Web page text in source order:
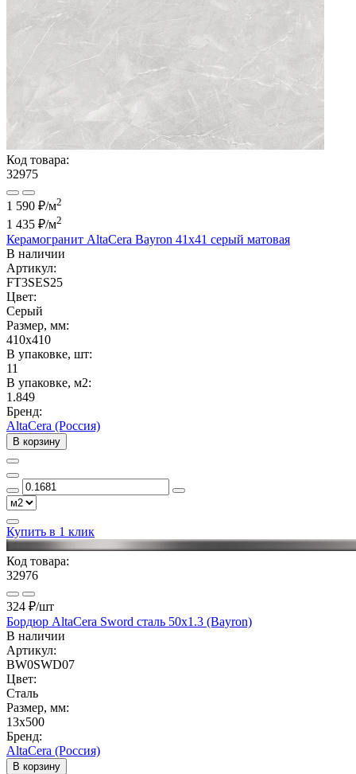
Код товара:
32975
1 590 ₽/м2
1 435 ₽/м2
Керамогранит AltaCera Bayron 41x41 серый матовая
В наличии
Артикул:
FT3SES25
Цвет:
Серый
Размер, мм:
410x410
В упаковке, шт:
11
В упаковке, м2:
1.849
Бренд:
AltaCera (Россия)
В корзину
Купить в 1 клик
Код товара:
32976
324 ₽/шт
Бордюр AltaCera Sword сталь 50x1.3 (Bayron)
В наличии
Артикул:
BW0SWD07
Цвет:
Сталь
Размер, мм:
13x500
Бренд:
AltaCera (Россия)
В корзину